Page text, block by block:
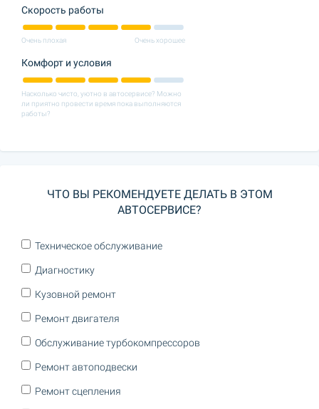
Скорость работы
Очень плохая Очень хорошее
Комфорт и условия
Насколько чисто, уютно в автосервисе? Можно
ли приятно провести время пока выполняются
работы?
ЧТО ВЫ РЕКОМЕНДУЕТЕ ДЕЛАТЬ В ЭТОМ
АВТОСЕРВИСЕ?
Техническое обслуживание
Диагностику
Кузовной ремонт
Ремонт двигателя
Обслуживание турбокомпрессоров
Ремонт автоподвески
Ремонт сцепления